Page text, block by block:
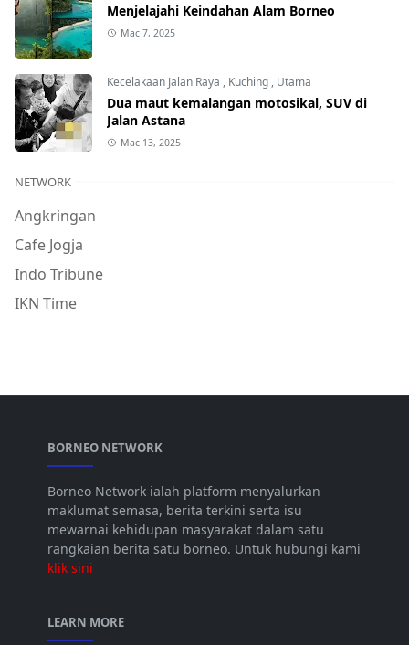
Menjelajahi Keindahan Alam Borneo
Mac 7, 2025
Kecelakaan Jalan Raya , Kuching , Utama
Dua maut kemalangan motosikal, SUV di
Jalan Astana
Mac 13, 2025
NETWORK
Angkringan
Cafe Jogja
Indo Tribune
IKN Time
BORNEO NETWORK
Borneo Network ialah platform menyalurkan
maklumat semasa, berita terkini serta isu
mewarnai kehidupan masyarakat dalam satu
rangkaian berita satu borneo. Untuk hubungi kami
klik sini
LEARN MORE